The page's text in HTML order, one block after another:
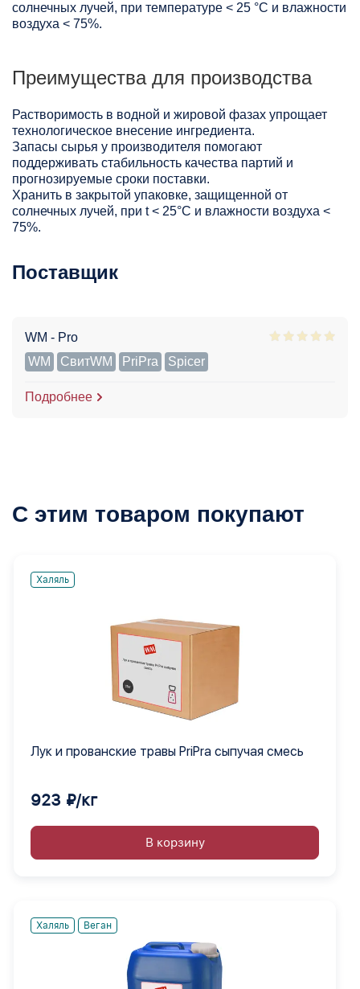
солнечных лучей, при температуре < 25 °C и влажности
воздуха < 75%.
Преимущества для производства
Растворимость в водной и жировой фазах упрощает
технологическое внесение ингредиента.
Запасы сырья у производителя помогают
поддерживать стабильность качества партий и
прогнозируемые сроки поставки.
Хранить в закрытой упаковке, защищенной от
солнечных лучей, при t < 25°С и влажности воздуха <
75%.
Поставщик
WM - Pro
WM
СвитWM PriPra Spicer
Подробнее
С этим товаром покупают
Халяль
Лук и прованские травы PriPra сыпучая смесь
923 ₽/кг
В корзину
Халяль Веган